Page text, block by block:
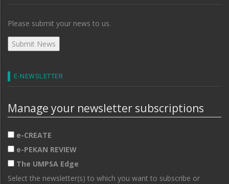
Please submit your news to us.
E-NEWSLETTER
Manage your newsletter subscriptions
e-CREATE
e-PEKAN REVIEW
The UMPSA Edge
Select the newsletter(s) to which you want to subscribe or